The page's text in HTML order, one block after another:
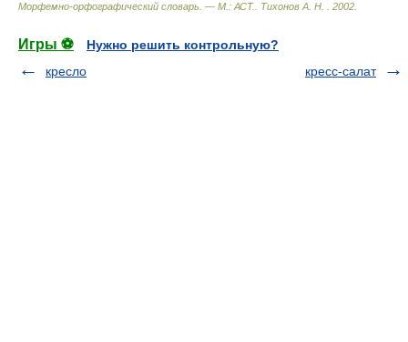
Морфемно-орфографический словарь. — М.: АСТ. Тихонов А. Н. 2002
Игры ⚽
Нужно решить контрольную?
кресло
кресс-салат